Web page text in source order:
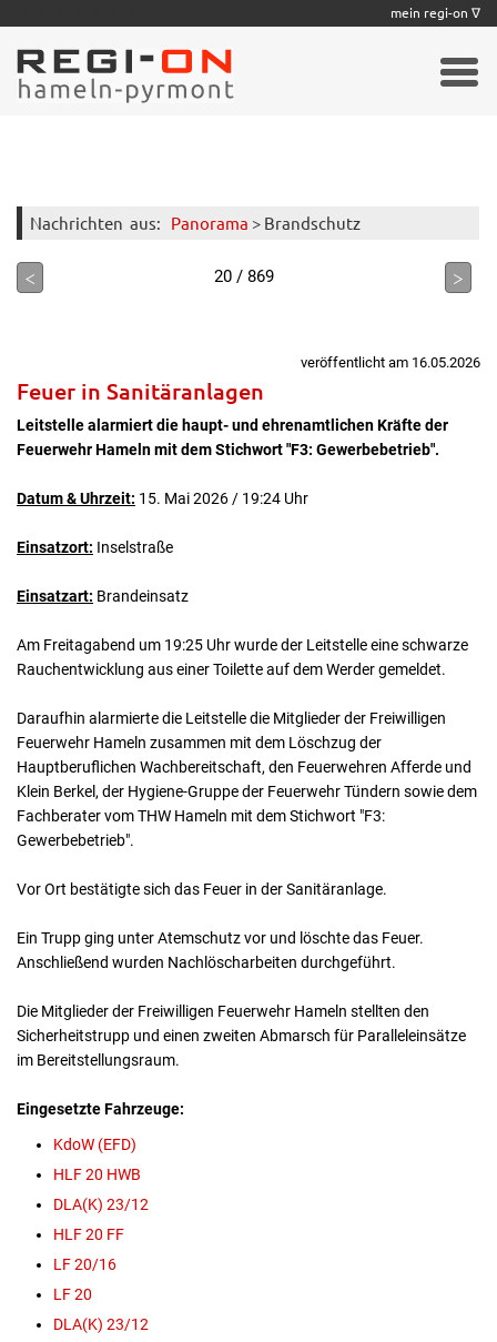
Nachrichten aus: Panorama > Brandschutz
< 20 / 869 >
veröffentlicht am 16.05.2026
Feuer in Sanitäranlagen
Leitstelle alarmiert die haupt- und ehrenamtlichen Kräfte der
Feuerwehr Hameln mit dem Stichwort "F3: Gewerbebetrieb".
Datum & Uhrzeit: 15. Mai 2026 / 19:24 Uhr
Einsatzort: Inselstraße
Einsatzart: Brandeinsatz
Am Freitagabend um 19:25 Uhr wurde der Leitstelle eine schwarze
Rauchentwicklung aus einer Toilette auf dem Werder gemeldet.
Daraufhin alarmierte die Leitstelle die Mitglieder der Freiwilligen
Feuerwehr Hameln zusammen mit dem Löschzug der
Hauptberuflichen Wachbereitschaft, den Feuerwehren Afferde und
Klein Berkel, der Hygiene-Gruppe der Feuerwehr Tündern sowie dem
Fachberater vom THW Hameln mit dem Stichwort "F3:
Gewerbebetrieb".
Vor Ort bestätigte sich das Feuer in der Sanitäranlage.
Ein Trupp ging unter Atemschutz vor und löschte das Feuer.
Anschließend wurden Nachlöscharbeiten durchgeführt.
Die Mitglieder der Freiwilligen Feuerwehr Hameln stellten den
Sicherheitstrupp und einen zweiten Abmarsch für Paralleleinsätze
im Bereitstellungsraum.
Eingesetzte Fahrzeuge:
KdoW (EFD)
HLF 20 HWB
DLA(K) 23/12
HLF 20 FF
LF 20/16
LF 20
DLA(K) 23/12
mein regi-on ∇